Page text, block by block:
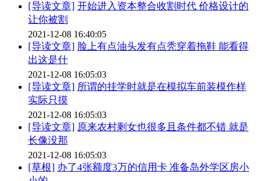
[导读文章] 开始进入资本整合收割时代 价格设计的
让你被割
2021-12-08 16:40:05
[导读文章] 脸上有点油头发有点秃穿着拖鞋 能看得
出这是什
2021-12-08 16:05:03
[导读文章] 所谓的挂学时就是在模拟车前装模作样
实际只摸
2021-12-08 16:05:03
[导读文章] 原来农村剩女也很多且条件都不错 就是
长像没那
2021-12-08 16:05:03
[草根] 办了4张额度3万的信用卡 准备岛外学区房小